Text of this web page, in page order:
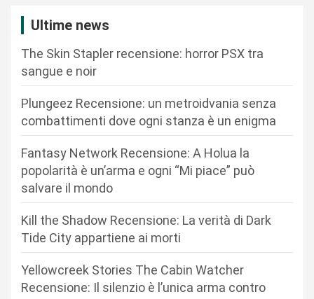
Ultime news
The Skin Stapler recensione: horror PSX tra
sangue e noir
Plungeez Recensione: un metroidvania senza
combattimenti dove ogni stanza è un enigma
Fantasy Network Recensione: A Holua la
popolarità è un’arma e ogni “Mi piace” può
salvare il mondo
Kill the Shadow Recensione: La verità di Dark
Tide City appartiene ai morti
Yellowcreek Stories The Cabin Watcher
Recensione: Il silenzio è l’unica arma contro